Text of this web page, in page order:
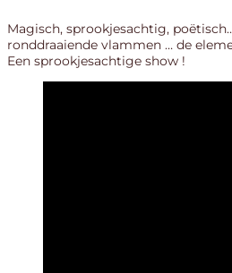
Magisch, sprookjesachtig,
ronddraaiende vlammen … de
Een sprookjesachtige show !